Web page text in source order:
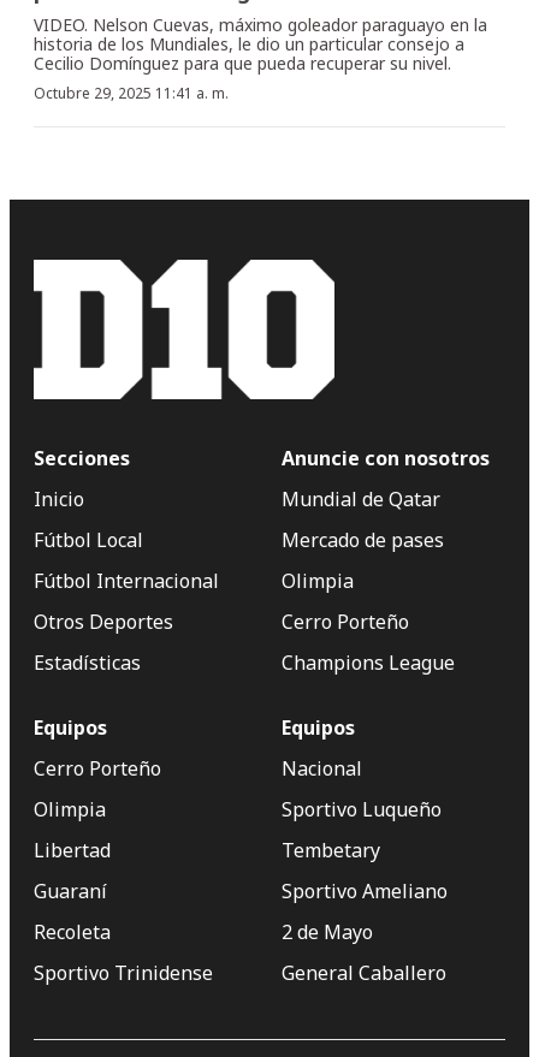
VIDEO. Nelson Cuevas, máximo goleador paraguayo en la
historia de los Mundiales, le dio un particular consejo a
Cecilio Domínguez para que pueda recuperar su nivel.
Octubre 29, 2025 11:41 a. m.
Secciones
Inicio
Fútbol Local
Fútbol Internacional
Otros Deportes
Estadísticas
Anuncie con nosotros
Mundial de Qatar
Mercado de pases
Olimpia
Cerro Porteño
Champions League
Equipos
Cerro Porteño
Olimpia
Libertad
Guaraní
Recoleta
Sportivo Trinidense
Equipos
Nacional
Sportivo Luqueño
Tembetary
Sportivo Ameliano
2 de Mayo
General Caballero